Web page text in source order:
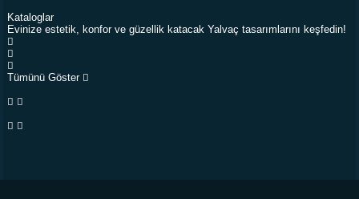
Kataloglar
Evinize estetik, konfor ve güzellik katacak Yalvaç tasarımlarını keşfedin!
Tümünü Göster